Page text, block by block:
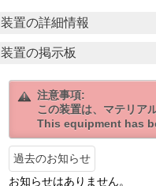
装置の詳細情報
装置の掲示板
注意事項:
この装置は、マテリア
This equipment has
過去のお知らせ
お知らせはありません。